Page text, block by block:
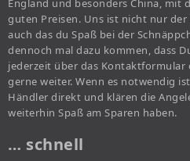
England und besonders China, mit
guten Preisen. Uns ist nicht nur
auch das du Spaß bei der
dennoch mal dazu kommen, dass
jederzeit über das
gerne weiter. Wenn es notwendig
Händler direkt und klären die
weiterhin Spaß am Sparen haben.
… schnell